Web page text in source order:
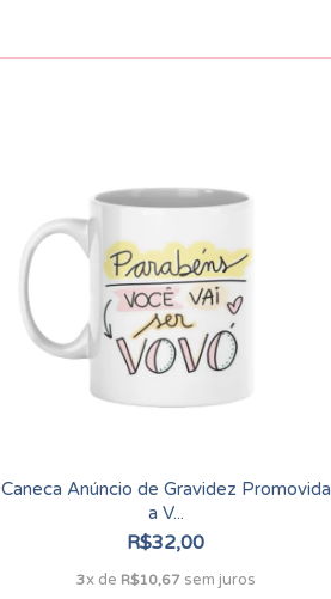
Caneca Anúncio de Gravidez Promovida
a V...
R$32,00
3x de R$10,67sem juros